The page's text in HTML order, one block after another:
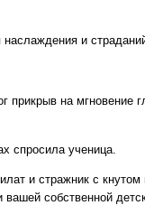
и
прикрыв на мгновение
спросила ученица.
и стражник с кнутом
собственной